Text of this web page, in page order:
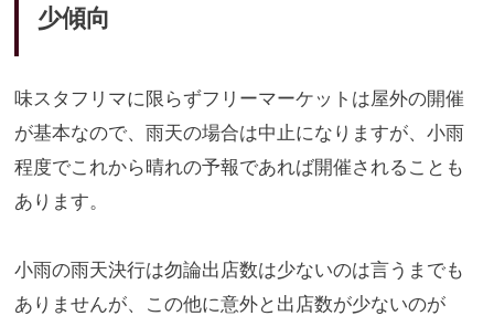
少傾向
味スタフリマに限らずフリーマーケットは屋外の開催
が基本なので、雨天の場合は中止になりますが、 小雨
程度でこれから晴れの予報であれば開催されることも
あります。
小雨の雨天決行は勿論出店数は少ないのは言うまでも
ありませんが、この他に意外と出店数が少ないのが